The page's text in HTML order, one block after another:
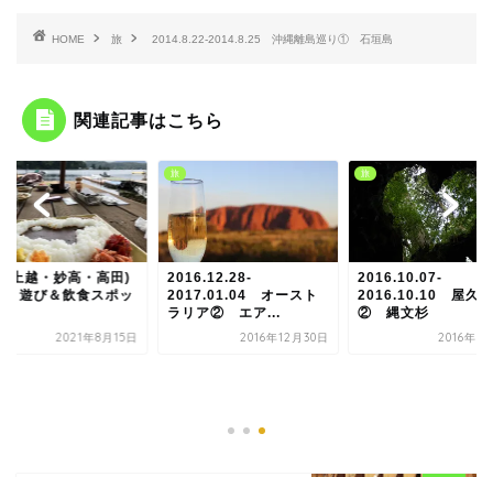
HOME 旅 2014.8.22-2014.8.25 沖縄離島巡り① 石垣島
関連記事はこちら
旅
2016.12.28-
2017.01.04 オースト
2016年12月30日
2016.10.07-
2016.10.10 屋久島
② 縄文杉
2016年10月8日
旅